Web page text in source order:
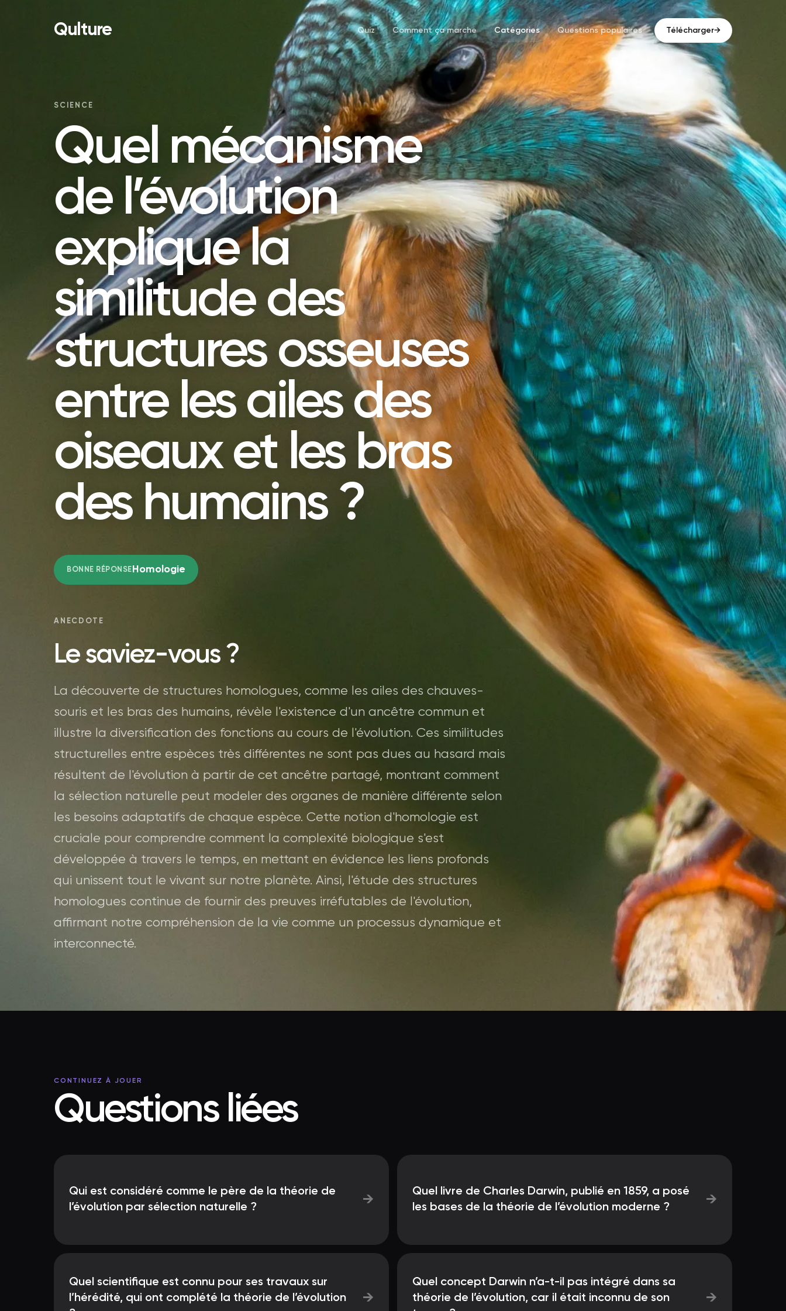
Qulture Quiz Comment ça marche Catégories Questions populaires Télécharger→
SCIENCE
Quel mécanisme
de l’évolution
explique la
similitude des
structures osseuses
entre les ailes des
oiseaux et les bras
des humains ?
BONNE RÉPONSE Homologie
ANECDOTE
Le saviez-vous ?
La découverte de structures homologues, comme les ailes des chauves-
souris et les bras des humains, révèle l'existence d'un ancêtre commun et
illustre la diversification des fonctions au cours de l'évolution. Ces similitudes
structurelles entre espèces très différentes ne sont pas dues au hasard mais
résultent de l'évolution à partir de cet ancêtre partagé, montrant comment
la sélection naturelle peut modeler des organes de manière différente selon
les besoins adaptatifs de chaque espèce. Cette notion d'homologie est
cruciale pour comprendre comment la complexité biologique s'est
développée à travers le temps, en mettant en évidence les liens profonds
qui unissent tout le vivant sur notre planète. Ainsi, l'étude des structures
homologues continue de fournir des preuves irréfutables de l'évolution,
affirmant notre compréhension de la vie comme un processus dynamique et
interconnecté.
CONTINUEZ À JOUER
Questions liées
Qui est considéré comme le père de la théorie de
l’évolution par sélection naturelle ?
→
Quel livre de Charles Darwin, publié en 1859, a posé
les bases de la théorie de l’évolution moderne ?
→
Quel scientifique est connu pour ses travaux sur
l’hérédité, qui ont complété la théorie de l’évolution
→
Quel concept Darwin n’a-t-il pas intégré dans sa
théorie de l’évolution, car il était inconnu de son
→